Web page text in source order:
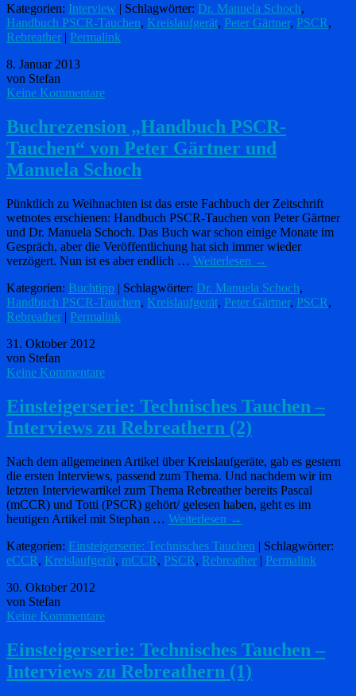
Kategorien: Interview | Schlagwörter: Dr. Manuela Schoch,
Handbuch PSCR-Tauchen, Kreislaufgerät, Peter Gärtner, PSCR,
Rebreather
Permalink
8. Januar 2013
von Stefan
Keine Kommentare
Buchrezension „Handbuch PSCR-
Tauchen“ von Peter Gärtner und
Manuela Schoch
Pünktlich zu Weihnachten ist das erste Fachbuch der Zeitschrift
wetnotes erschienen: Handbuch PSCR-Tauchen von Peter Gärtner
und Dr. Manuela Schoch. Das Buch war schon einige Monate im
Gespräch, aber die Veröffentlichung hat sich immer wieder
verzögert. Nun ist es aber endlich … Weiterlesen →
Kategorien: Buchtipp | Schlagwörter: Dr. Manuela Schoch,
Handbuch PSCR-Tauchen, Kreislaufgerät, Peter Gärtner, PSCR,
Rebreather | Permalink
31. Oktober 2012
von Stefan
Keine Kommentare
Einsteigerserie: Technisches Tauchen –
Interviews zu Rebreathern (2)
Nach dem allgemeinen Artikel über Kreislaufgeräte, gab es gestern
die ersten Interviews, passend zum Thema. Und nachdem wir im
letzten Interviewartikel zum Thema Rebreather bereits Pascal
(mCCR) und Totti (PSCR) gehört/ gelesen haben, geht es im
heutigen Artikel mit Stephan … Weiterlesen →
Kategorien: Einsteigerserie: Technisches Tauchen | Schlagwörter:
eCCR, Kreislaufgerät, mCCR, PSCR, Rebreather | Permalink
30. Oktober 2012
von Stefan
Keine Kommentare
Einsteigerserie: Technisches Tauchen –
Interviews zu Rebreathern (1)